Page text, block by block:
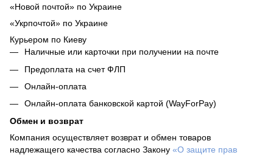
«Новой почтой» по Украине
«Укрпочтой» по Украине
Курьером по Киеву
Наличные или карточки при получении на почте
Предоплата на счет ФЛП
Онлайн-оплата
Онлайн-оплата банковской картой (WayForPay)
Обмен и возврат
Компания осуществляет возврат и обмен товаров
надлежащего качества согласно Закону «О защите прав